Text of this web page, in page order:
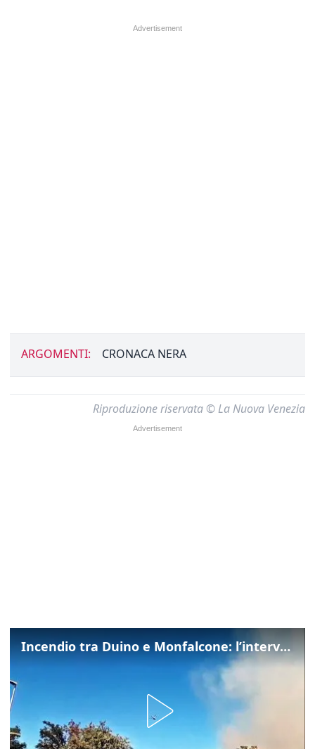
ARGOMENTI: CRONACA NERA
Riproduzione riservata © La Nuova Venezia
Incendio tra Duino e Monfalcone: l’intervento dei vigili del fuoco